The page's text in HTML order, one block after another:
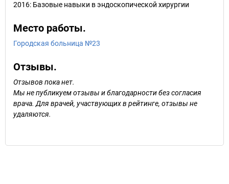
2016: Базовые навыки в эндоскопической хирургии
Место работы.
Городская больница №23
Отзывы.
Отзывов пока нет.
Мы не публикуем отзывы и благодарности без согласия
врача. Для врачей, участвующих в рейтинге, отзывы не
удаляются.